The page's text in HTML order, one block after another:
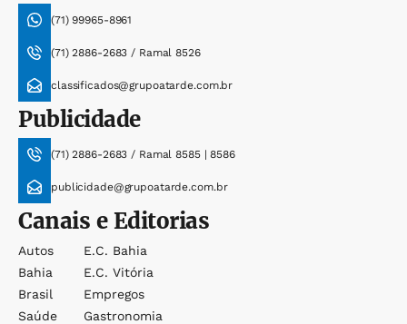
(71) 99965-8961
(71) 2886-2683 / Ramal 8526
classificados@grupoatarde.com.br
Publicidade
(71) 2886-2683 / Ramal 8585 | 8586
publicidade@grupoatarde.com.br
Canais e Editorias
Autos
Bahia
Brasil
Saúde
E.c. Bahia
E.c. Vitória
Empregos
Gastronomia